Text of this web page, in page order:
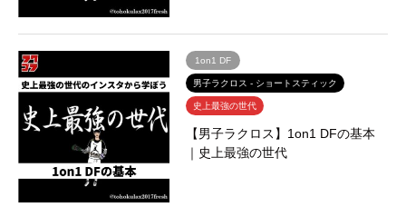
1on1 DF
男子ラクロス - ショートスティック
史上最強の世代
【男子ラクロス】1on1 DFの基本
｜史上最強の世代